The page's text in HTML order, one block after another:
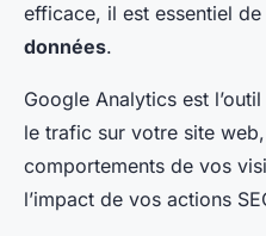
efficace, il est essentiel
données.
Google Analytics est
le trafic sur votre site
comportements de vos
l’impact de vos actions